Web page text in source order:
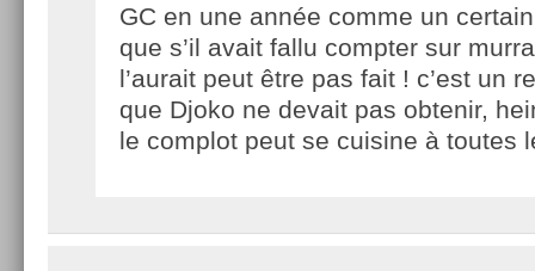
GC en une année comme un
que s’il avait fallu compter sur
l’aurait peut être pas fait ! c’est un
que Djoko ne devait pas obtenir,
le complot peut se cuisine à toutes